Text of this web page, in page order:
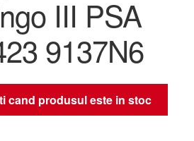
III PSA
9137N6
cand produsul este in stoc